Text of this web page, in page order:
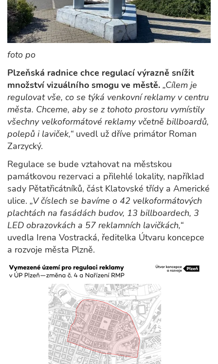
foto po
Plzeňská radnice chce regulací výrazně snížit
množství vizuálního smogu ve městě. „Cílem je
regulovat vše, co se týká venkovní reklamy v centru
města. Chceme, aby se z tohoto prostoru vymístily
všechny velkoformátové reklamy včetně billboardů,
polepů i laviček,“ uvedl už dříve primátor Roman
Zarzycký.
Regulace se bude vztahovat na městskou
památkovou rezervaci a přilehlé lokality, například
sady Pětatřicátníků, část Klatovské třídy a Americké
ulice. „V číslech se bavíme o 42 velkoformátových
plachtách na fasádách budov, 13 billboardech, 3
LED obrazovkách a 57 reklamních lavičkách,“
uvedla Irena Vostracká, ředitelka Útvaru koncepce
a rozvoje města Plzně.